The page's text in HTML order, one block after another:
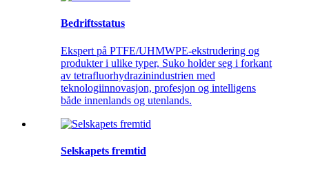
Bedriftsstatus
Ekspert på PTFE/UHMWPE-ekstrudering og
produkter i ulike typer, Suko holder seg i forkant
av tetrafluorhydrazinindustrien med
teknologiinnovasjon, profesjon og intelligens
både innenlands og utenlands.
Selskapets fremtid